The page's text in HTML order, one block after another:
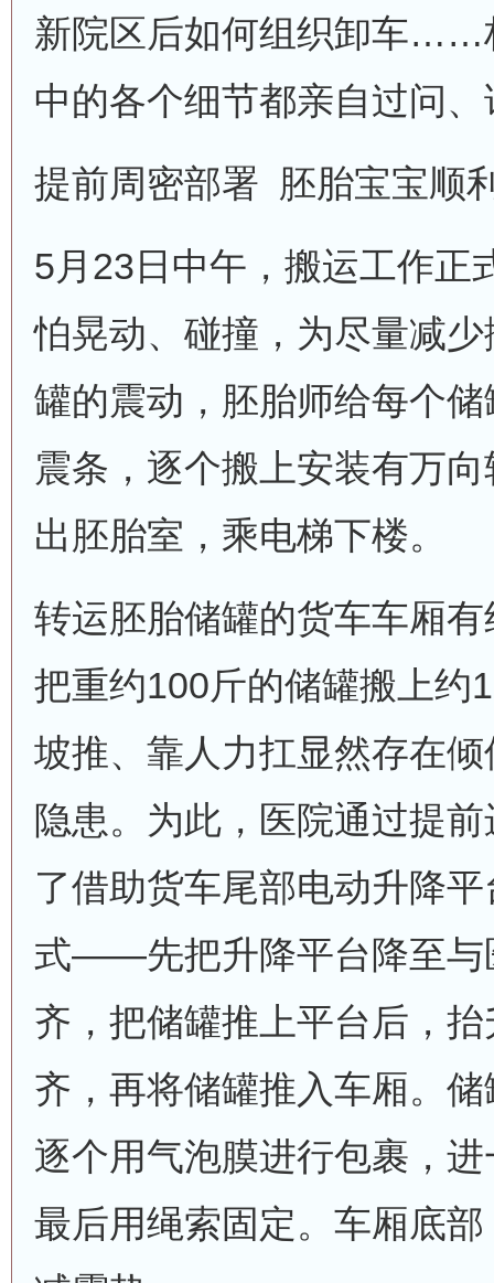
新院区后如何组织卸车……
中的各个细节都亲自过问
提前周密部署 胚胎宝宝顺
5月23日中午，搬运工作正
怕晃动、碰撞，为尽量减
罐的震动，胚胎师给每个
震条，逐个搬上安装有万
出胚胎室，乘电梯下楼。
转运胚胎储罐的货车车厢
把重约100斤的储罐搬上约
坡推、靠人力扛显然存在
隐患。为此，医院通过提
了借助货车尾部电动升降
式——先把升降平台降至与
齐，把储罐推上平台后，
齐，再将储罐推入车厢。
逐个用气泡膜进行包裹，
最后用绳索固定。车厢底